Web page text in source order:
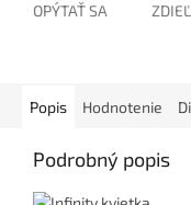
OPÝTAŤ SA
Popis Hodnotenie
Podrobný popis